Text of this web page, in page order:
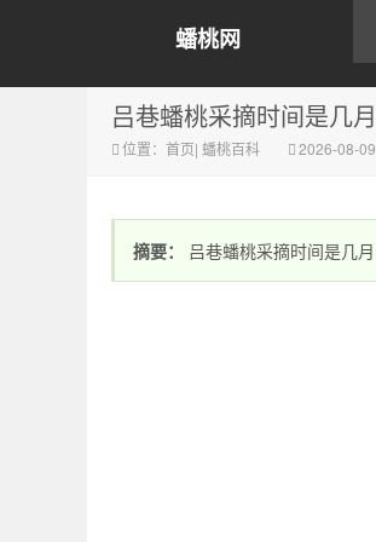
蟠桃网
吕巷蟠桃采摘时间是几月
位置： 首页| 蟠桃百科 2026-08-09
摘要： 吕巷蟠桃采摘时间是几月